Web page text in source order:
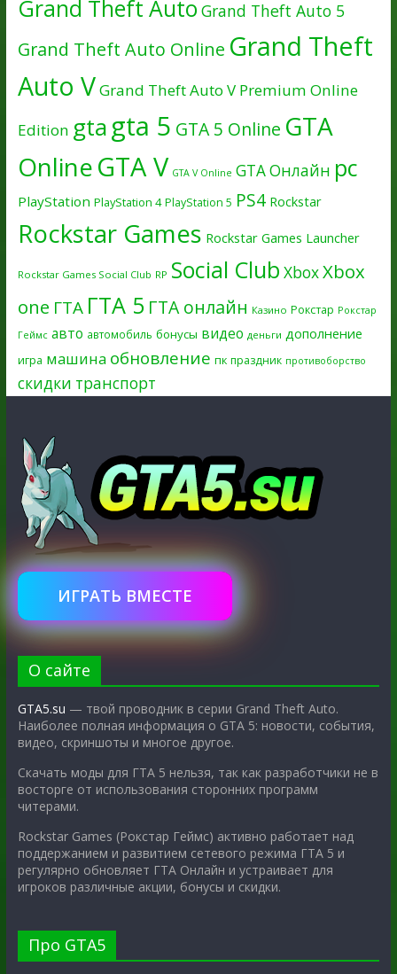
Grand Theft Auto Grand Theft Auto 5
Grand Theft Auto Online Grand Theft
Auto VGrand Theft Auto V Premium Online
Edition gtagta 5 GTA 5 Online GTA
OnlineGTA V GTA V Online GTA Онлайн pc
PlayStation PlayStation 4 PlayStation 5 PS4 Rockstar
Rockstar Games Rockstar Games Launcher
Rockstar Games Social Club RP Social Club XboxXbox
one ГТА ГТА 5 ГТА онлайн Казино Рокстар Рокстар
Геймс авто автомобиль бонусы видео деньги дополнение
игра машина обновление пк праздник противоборство
скидки транспорт
ИГРАТЬ ВМЕСТЕ
О сайте
GTA5.su — твой проводник в серии Grand Theft Auto.
Наиболее полная информация о GTA 5: новости, события,
видео, скриншоты и многое другое.
Скачать моды для ГТА 5 нельзя, так как разработчики не в
восторге от использования сторонних программ
читерами.
Rockstar Games (Рокстар Геймс) активно работает над
поддержанием и развитием сетевого режима ГТА 5 и
регулярно обновляет ГТА Онлайн и устраивает для
игроков различные акции, бонусы и скидки.
Про GTA5